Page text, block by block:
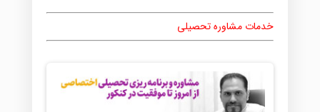
خدمات مشاوره تحصیلی